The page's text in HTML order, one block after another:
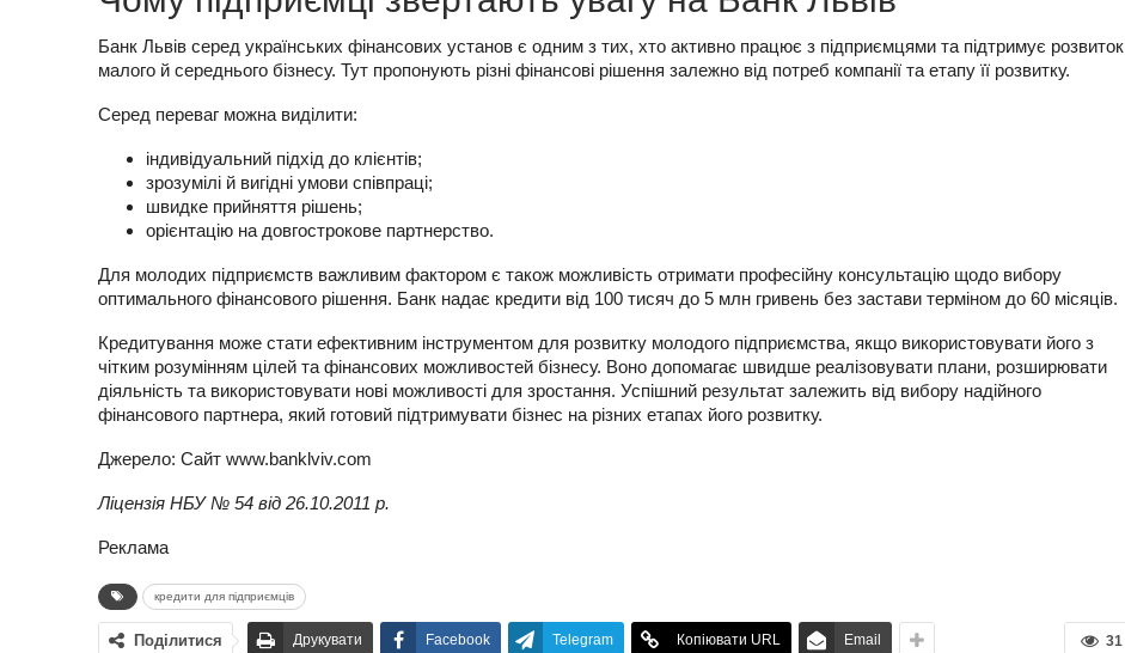
Банк Львів серед українських фінансових установ є одним з тих, хто активно працює з підприємцями та підтримує розвиток
малого й середнього бізнесу. Тут пропонують різні фінансові рішення залежно від потреб компанії та етапу її розвитку.
Серед переваг можна виділити:
індивідуальний підхід до клієнтів;
зрозумілі й вигідні умови співпраці;
швидке прийняття рішень;
орієнтацію на довгострокове партнерство.
Для молодих підприємств важливим фактором є також можливість отримати професійну консультацію щодо вибору
оптимального фінансового рішення. Банк надає кредити від 100 тисяч до 5 млн гривень без застави терміном до 60 місяців.
Кредитування може стати ефективним інструментом для розвитку молодого підприємства, якщо використовувати його з
чітким розумінням цілей та фінансових можливостей бізнесу. Воно допомагає швидше реалізовувати плани, розширювати
діяльність та використовувати нові можливості для зростання. Успішний результат залежить від вибору надійного
фінансового партнера, який готовий підтримувати бізнес на різних етапах його розвитку.
Джерело: Сайт www.banklviv.com
Ліцензія НБУ № 54 від 26.10.2011 р.
Реклама
кредити для підприємців
31
Поділитися Друкувати Facebook Telegram Копіювати URL Email